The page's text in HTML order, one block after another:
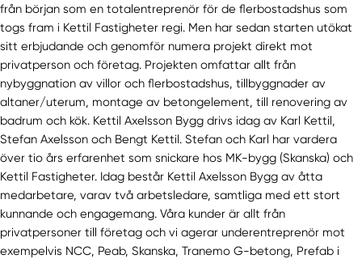
från början som en totalentreprenör för de flerbostadshus som
togs fram i Kettil Fastigheter regi. Men har sedan starten utökat
sitt erbjudande och genomför numera projekt direkt mot
privatperson och företag. Projekten omfattar allt från
nybyggnation av villor och flerbostadshus, tillbyggnader av
altaner/uterum, montage av betongelement, till renovering av
badrum och kök. Kettil Axelsson Bygg drivs idag av Karl Kettil,
Stefan Axelsson och Bengt Kettil. Stefan och Karl har vardera
över tio års erfarenhet som snickare hos MK-bygg (Skanska) och
Kettil Fastigheter. Idag består Kettil Axelsson Bygg av åtta
medarbetare, varav två arbetsledare, samtliga med ett stort
kunnande och engagemang. Våra kunder är allt från
privatpersoner till företag och vi agerar underentreprenör mot
exempelvis NCC, Peab, Skanska, Tranemo G-betong, Prefab i